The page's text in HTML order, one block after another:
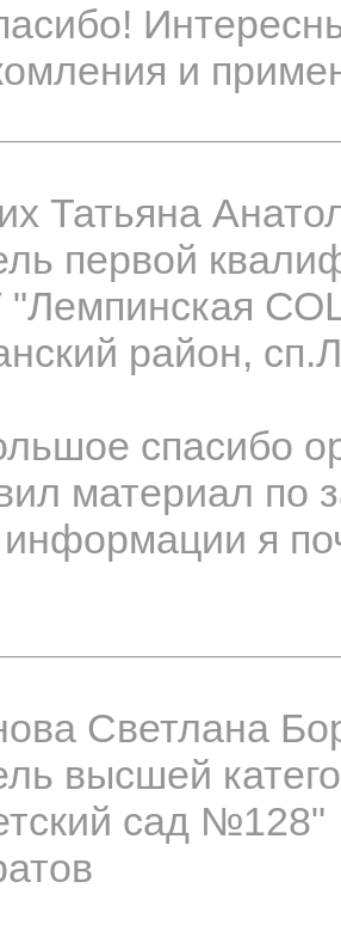
и
Татьяна
первой
район,
спасибо
материал по
я
Светлана
высшей
сад №128"